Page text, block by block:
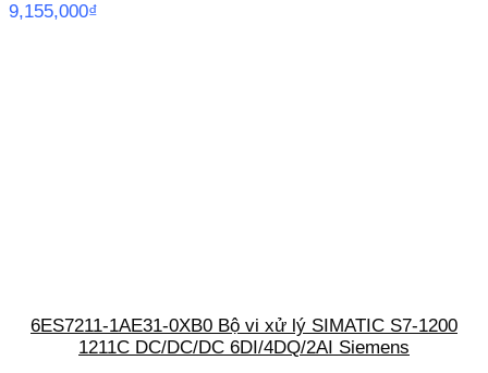
9,155,000₫
6ES7211-1AE31-0XB0 Bộ vi xử lý SIMATIC S7-1200
1211C DC/DC/DC 6DI/4DQ/2AI Siemens